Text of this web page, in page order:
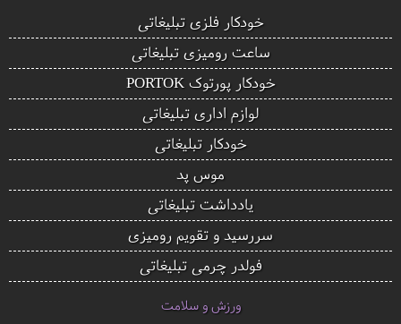
خودکار فلزی تبلیغاتی
ساعت رومیزی تبلیغاتی
خودکار پورتوک PORTOK
لوازم اداری تبلیغاتی
خودکار تبلیغاتی
موس پد
یادداشت تبلیغاتی
سررسید و تقویم رومیزی
فولدر چرمی تبلیغاتی
ورزش و سلامت